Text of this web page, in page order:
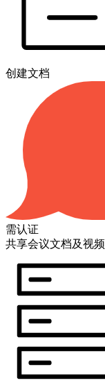
创建文档
需认证
共享会议文档及视频